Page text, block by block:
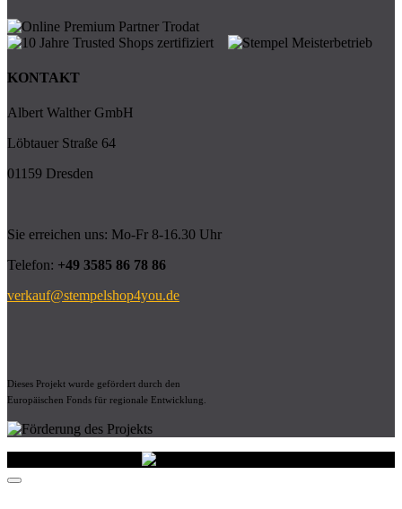
KONTAKT
Albert Walther GmbH
Löbtauer Straße 64
01159 Dresden
Sie erreichen uns: Mo-Fr 8-16.30 Uhr
Telefon: +49 3585 86 78 86
verkauf@stempelshop4you.de
Dieses Projekt wurde gefördert durch den
Europäischen Fonds für regionale Entwicklung.